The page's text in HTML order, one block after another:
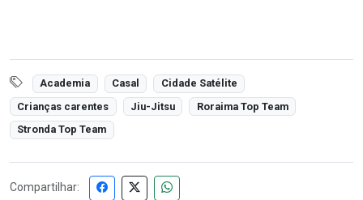
Academia Casal
Cidade Satélite
Crianças carentes
Jiu-Jitsu
Roraima Top Team
Stronda Top Team
Compartilhar: